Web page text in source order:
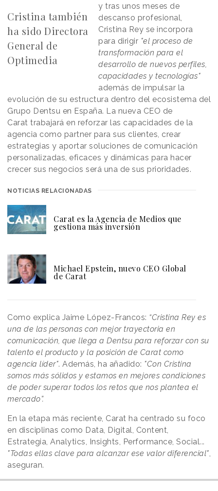
Cristina también
ha sido Directora
General de
Optimedia
y tras unos meses de
descanso profesional,
Cristina Rey se incorpora
para dirigir "el proceso de
transformación para el
desarrollo de nuevos perfiles,
capacidades y tecnologías"
además de impulsar la
evolución de su estructura dentro del ecosistema del
Grupo Dentsu en España. La nueva CEO de
Carat trabajará en reforzar las capacidades de la
agencia como partner para sus clientes, crear
estrategias y aportar soluciones de comunicación
personalizadas, eficaces y dinámicas para hacer
crecer sus negocios será una de sus prioridades.
NOTICIAS RELACIONADAS
Carat es la Agencia de Medios que
gestiona más inversión
Michael Epstein, nuevo CEO Global
de Carat
Como explica Jaime López-Francos: “Cristina Rey es
una de las personas con mejor trayectoria en
comunicación, que llega a Dentsu para reforzar con su
talento el producto y la posición de Carat como
agencia líder". Además, ha añadido: "Con Cristina
somos más sólidos y estamos en mejores condiciones
de poder superar todos los retos que nos plantea el
mercado”.
En la etapa más reciente, Carat ha centrado su foco
en disciplinas como Data, Digital, Content,
Estrategia, Analytics, Insights, Performance, Social...
"Todas ellas clave para alcanzar ese valor diferencial",
aseguran.